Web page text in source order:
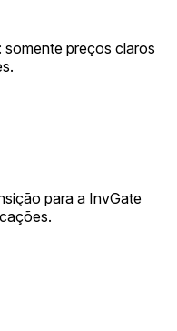
somente preços claros
para a InvGate